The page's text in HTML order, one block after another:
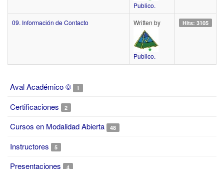
Publico.
09. Información de Contacto Written by
Publico.
Hits: 3105
Aval Académico © 1
Certificaciones 2
Cursos en Modalidad Abierta 48
Instructores 5
Presentaciones 4